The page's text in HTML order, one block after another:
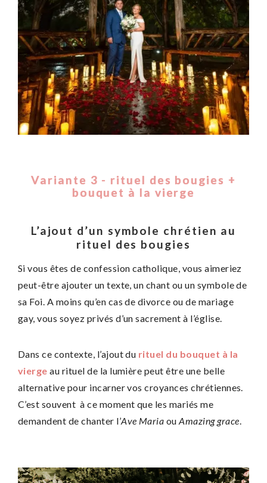
Variante 3 - rituel des bougies +
bouquet à la vierge
L’ajout d’un symbole chrétien au
rituel des bougies
Si vous êtes de confession catholique, vous aimeriez
peut-être ajouter un texte, un chant ou un symbole de
sa Foi. A moins qu’en cas de divorce ou de mariage
gay, vous soyez privés d’un sacrement à l’église.
Dans ce contexte, l’ajout du rituel du bouquet à la
vierge au rituel de la lumière peut être une belle
alternative pour incarner vos croyances chrétiennes.
C’est souvent à ce moment que les mariés me
demandent de chanter l’Ave Maria ouAmazing grace